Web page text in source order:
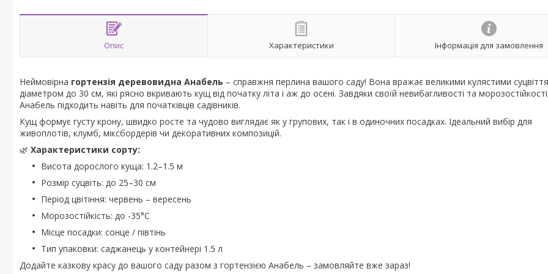
Опис Характеристики Інформація для замовлення
Неймовірна гортензія деревовидна Анабель – справжня перлина вашого саду! Вона вражає великими кулястими
діаметром до 30 см, які рясно вкривають кущ від початку літа і аж до осені. Завдяки своїй невибагливості та
Анабель підходить навіть для початківців садівників.
Кущ формує густу крону, швидко росте та чудово виглядає як у групових, так і в одиночних посадках. Ідеальний вибір для
живоплотів, клумб, міксбордерів чи декоративних композицій.
🌿 Характеристики сорту:
Висота дорослого куща: 1.2–1.5 м
Розмір суцвіть: до 25–30 см
Період цвітіння: червень – вересень
Морозостійкість: до -35°C
Місце посадки: сонце / півтінь
Тип упаковки: саджанець у контейнері 1.5 л
Додайте казкову красу до вашого саду разом з гортензією Анабель – замовляйте вже зараз!